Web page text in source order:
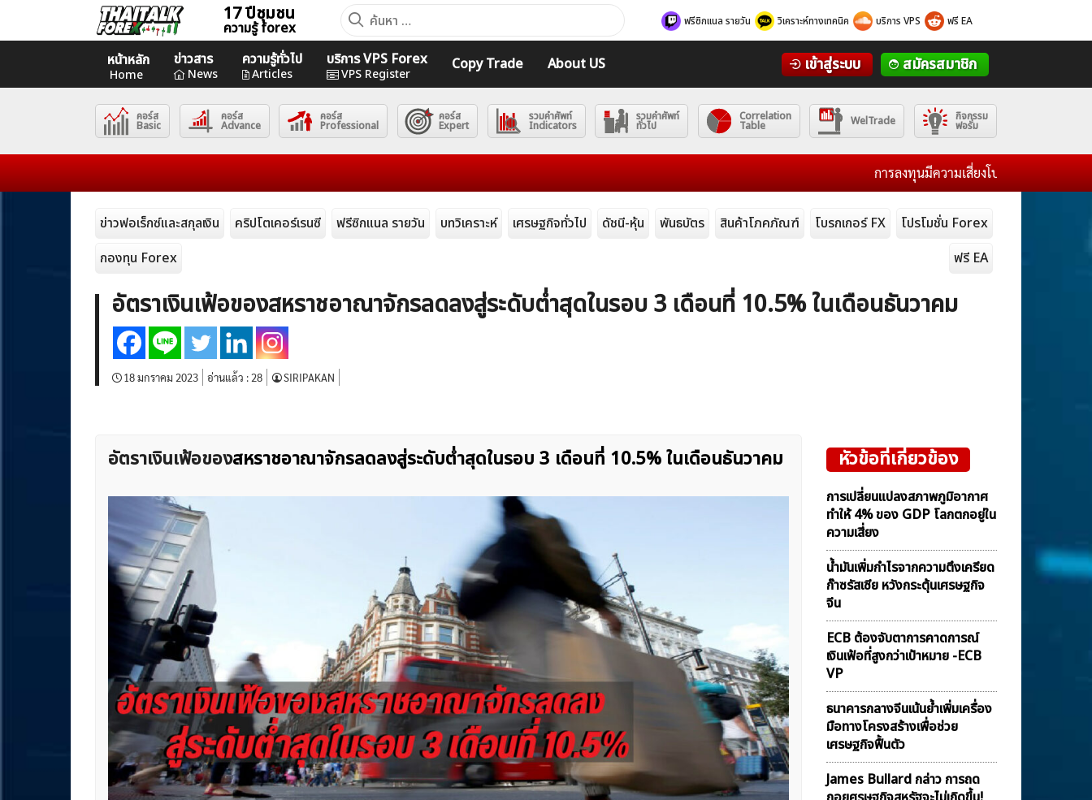
17 ปีชุมชน
ความรู้ forex
ค้นหา
สำหรับ:
ฟรีซิกแนล รายวัน วิเคราะห์ทางเทคนิค บริการ VPS ฟรี EA
หน้าหลัก
Home
ข่าวสาร
News
ความรู้ทั่วไป
Articles
บริการ VPS Forex
VPS Register
Copy Trade About US เข้าสู่ระบบ สมัครสมาชิก
News
VPS Register
คอร์ส
Basic
คอร์ส
Advance
คอร์ส
Professional
คอร์ส
Expert
รวมคำศัพท์
Indicators
รวมคำศัพท์
ทั่วไป
Correlation
Table WelTrade กิจกรรม
ฟอรั่ม
การลงทุนมีความเสี่ยงโปรดศึกษาข้อมูลก่อนการตั
ข่าวฟอเร็กซ์และสกุลเงิน คริปโตเคอร์เรนซี ฟรีซิกแนล รายวัน บทวิเคราะห์ เศรษฐกิจทั่วไป ดัชนี-หุ้น พันธบัตร สินค้าโภคภัณฑ์ โบรกเกอร์ FX
โปรโมชั่น Forex
กองทุน Forex
ฟรี EA
อัตราเงินเฟ้อของสหราชอาณาจักรลดลงสู่ระดับต่ำสุดในรอบ 3 เดือนที่ 10.5% ในเดือนธันวาคม
18 มกราคม 2023 อ่านแล้ว :28 SIRIPAKAN
อัตราเงินเฟ้อของสหราชอาณาจักรลดลงสู่ระดับต่ำสุดในรอบ 3 เดือนที่ 10.5% ในเดือนธันวาคม หัวข้อที่เกี่ยวข้อง
การเปลี่ยนแปลงสภาพภูมิอากาศ
ทำให้ 4% ของ GDP โลกตกอยู่ใน
ความเสี่ยง
น้ำมันเพิ่มกำไรจากความตึงเครียด
ก๊าซรัสเซีย หวังกระตุ้นเศรษฐกิจ
จีน
ECB ต้องจับตาการคาดการณ์
เงินเฟ้อที่สูงกว่าเป้าหมาย -ECB
VP
ธนาคารกลางจีนเน้นย้ำเพิ่มเครื่อง
มือทางโครงสร้างเพื่อช่วย
เศรษฐกิจฟื้นตัว
James Bullard กล่าว การถด